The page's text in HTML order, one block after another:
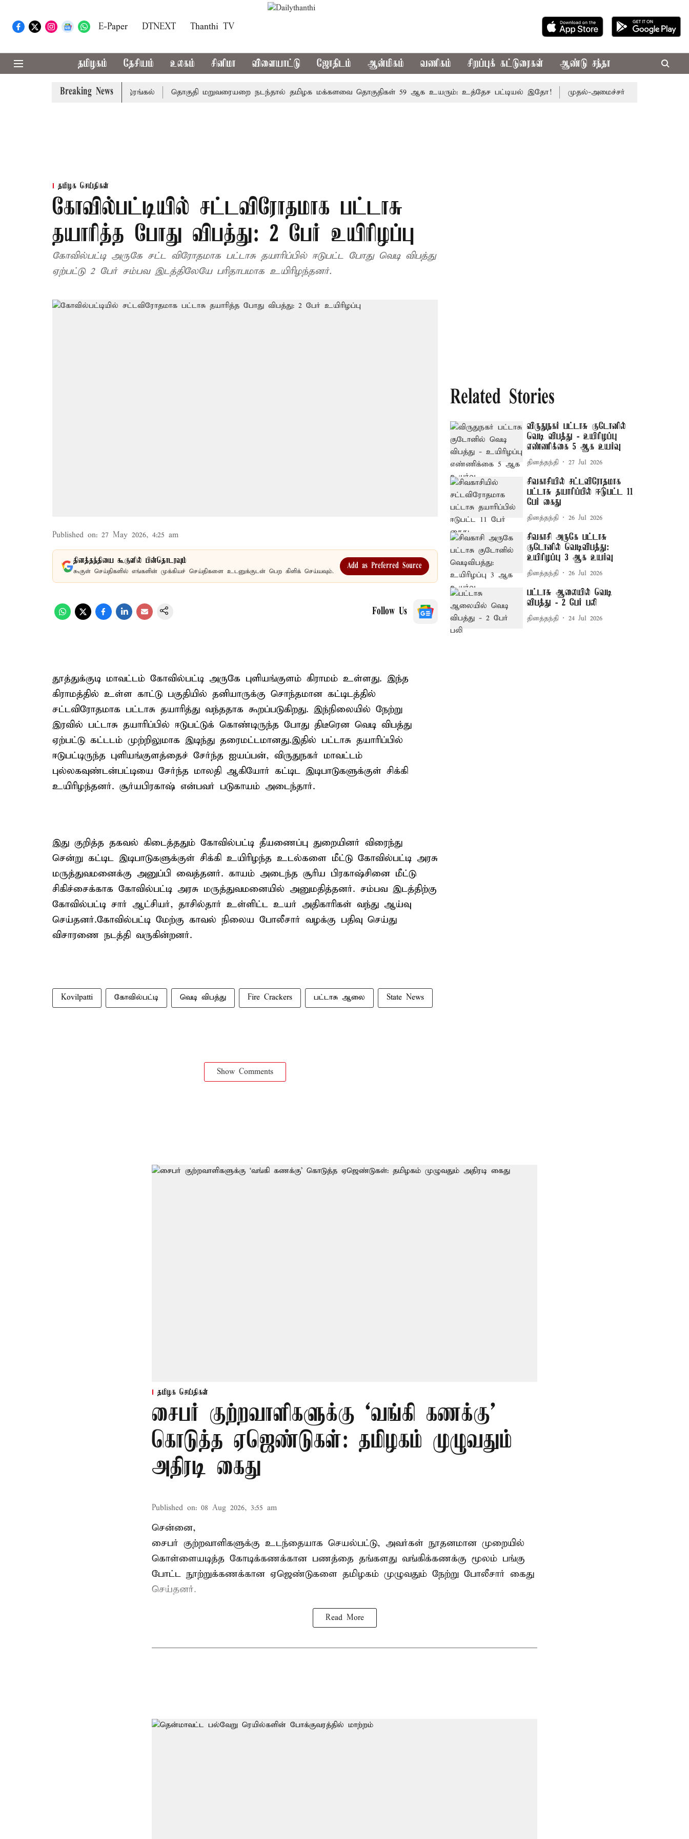
E-Paper DTNEXT Thanthi TV
தமிழகம் தேசியம் உலகம் சினிமா விளையாட்டு ஜோதிடம் ஆன்மிகம் வணிகம் சிறப்புக் கட்டுரைகள் ஆண்டு சந்தா
Breaking News
7 பேர் பலி - பிரதமர் மோடி இரங்கல் தொகுதி மறுவரையறை நடந்தால் தமிழக மக்களவை தொகுதிகள் 59 ஆக உயரும்: உத்தேச பட்டியல் இதோ! முதல்-அமைச்சர் விஜய் தலைமையில்
தமிழக செய்திகள்
கோவில்பட்டியில் சட்டவிரோதமாக பட்டாசு
தயாரித்த போது விபத்து: 2 பேர் உயிரிழப்பு
கோவில்பட்டி அருகே சட்ட விரோதமாக பட்டாசு தயாரிப்பில் ஈடுபட்ட போது வெடி விபத்து
ஏற்பட்டு 2 பேர் சம்பவ இடத்திலேயே பரிதாபமாக உயிரிழந்தனர்.
Published on: 27 May 2026, 4:25 am
தினத்தந்தியை கூகுளில் பின்தொடரவும்
கூகுள் செய்திகளில் எங்களின் முக்கியச் செய்திகளை உடனுக்குடன் பெற கிளிக் செய்யவும்.
Add as Preferred Source
Follow Us
தூத்துக்குடி மாவட்டம் கோவில்பட்டி அருகே புளியங்குளம் கிராமம் உள்ளது. இந்த
கிராமத்தில் உள்ள காட்டு பகுதியில் தனியாருக்கு சொந்தமான கட்டிடத்தில்
சட்டவிரோதமாக பட்டாசு தயாரித்து வந்ததாக கூறப்படுகிறது. இந்நிலையில் நேற்று
இரவில் பட்டாசு தயாரிப்பில் ஈடுபட்டுக் கொண்டிருந்த போது திடீரென வெடி விபத்து
ஏற்பட்டு கட்டடம் முற்றிலுமாக இடிந்து தரைமட்டமானது.இதில் பட்டாசு தயாரிப்பில்
ஈடுபட்டிருந்த புளியங்குளத்தைச் சேர்ந்த ஐயப்பன், விருதுநகர் மாவட்டம்
புல்லகவுண்டன்பட்டியை சேர்ந்த மாலதி ஆகியோர் கட்டிட இடிபாடுகளுக்குள் சிக்கி
உயிரிழந்தனர். சூர்யபிரகாஷ் என்பவர் படுகாயம் அடைந்தார்.
இது குறித்த தகவல் கிடைத்ததும் கோவில்பட்டி தீயணைப்பு துறையினர் விரைந்து
சென்று கட்டிட இடிபாடுகளுக்குள் சிக்கி உயிரிழந்த உடல்களை மீட்டு கோவில்பட்டி அரசு
மருத்துவமனைக்கு அனுப்பி வைத்தனர். காயம் அடைந்த சூரிய பிரகாஷ்சினை மீட்டு
சிகிச்சைக்காக கோவில்பட்டி அரசு மருத்துவமனையில் அனுமதித்தனர். சம்பவ இடத்திற்கு
கோவில்பட்டி சார் ஆட்சியர், தாசில்தார் உள்ளிட்ட உயர் அதிகாரிகள் வந்து ஆய்வு
செய்தனர்.கோவில்பட்டி மேற்கு காவல் நிலைய போலீசார் வழக்கு பதிவு செய்து
விசாரணை நடத்தி வருகின்றனர்.
Kovilpatti கோவில்பட்டி வெடி விபத்து Fire Crackers பட்டாசு ஆலை State News
Show Comments
Related Stories
விருதுநகர் பட்டாசு குடோனில்
வெடி விபத்து - உயிரிழப்பு
எண்ணிக்கை 5 ஆக உயர்வு
தினத்தந்தி 27 Jul 2026
சிவகாசியில் சட்டவிரோதமாக
பட்டாசு தயாரிப்பில் ஈடுபட்ட 11
பேர் கைது
தினத்தந்தி 26 Jul 2026
சிவகாசி அருகே பட்டாசு
குடோனில் வெடிவிபத்து:
உயிரிழப்பு 3 ஆக உயர்வு
தினத்தந்தி 26 Jul 2026
பட்டாசு ஆலையில் வெடி
விபத்து - 2 பேர் பலி
தினத்தந்தி 24 Jul 2026
தமிழக செய்திகள்
சைபர் குற்றவாளிகளுக்கு ‘வங்கி கணக்கு’
கொடுத்த ஏஜெண்டுகள்: தமிழகம் முழுவதும்
அதிரடி கைது
Published on: 08 Aug 2026, 3:55 am
சென்னை,
சைபர் குற்றவாளிகளுக்கு உடந்தையாக செயல்பட்டு, அவர்கள் நூதனமான முறையில்
கொள்ளையடித்த கோடிக்கணக்கான பணத்தை தங்களது வங்கிக்கணக்கு மூலம் பங்கு
போட்ட நூற்றுக்கணக்கான ஏஜெண்டுகளை தமிழகம் முழுவதும் நேற்று போலீசார் கைது
செய்தனர்.
Read More